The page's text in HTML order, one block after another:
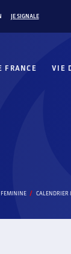
JE SIGNALE
FRANCE VIE
FEMININE CALENDRIER